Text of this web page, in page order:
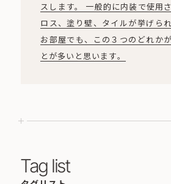
スします。 一般的に内装で使用
ロス、塗り壁、タイルが挙げら
お部屋でも、この３つのどれか
とが多いと思います。
Tag list